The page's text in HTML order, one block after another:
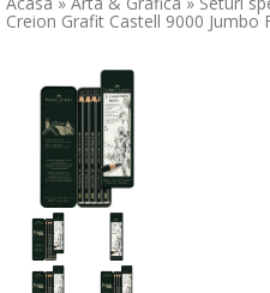
Creion Grafit Castell 9000 Jumbo